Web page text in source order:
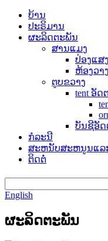
ບ້ານ
ປະຣິມານ
ຜະລິດຕະພັນ
ສານແມງ
ປ່ອງແສງ
ຫ້ອງວາ
ຕູບຂວາງ
tent ອັດ
ບັນຊີອັດ
ກໍລະນີ
ສະຫນັບສະຫນູນແລ
ຕິດຕໍ່
English
ຜະລິດຕະພັນ